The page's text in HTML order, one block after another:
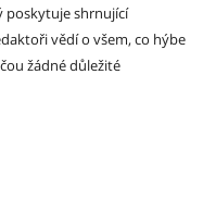
poskytuje shrnující
vědí o všem, co hýbe
žádné důležité